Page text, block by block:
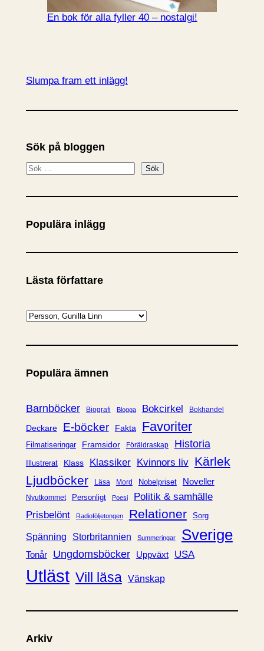
En bok för alla fyller 40 – nostalgi!
Slumpa fram ett inlägg!
Sök på bloggen
S
k
Sök
Populära inlägg
Lästa författare
K
t
g
r
i
Populära ämnen
Barnböcker Biografi Blogga Bokcirkel Bokhandel
Deckare E-böcker Fakta Favoriter
Filmatiseringar Framsidor Föräldraskap Historia
Illustrerat Klass Klassiker Kvinnors liv Kärlek
Ljudböcker
Läsa Mord Nobelpriset Noveller
Nyutkommet Personligt Poesi
Politik & samhälle
Prisbelönt
Radioföljetongen Relationer Sorg
Spänning Storbritannien Summeringar Sverige
Tonår Ungdomsböcker Uppväxt USA
Utläst Vill läsa Vänskap
Arkiv